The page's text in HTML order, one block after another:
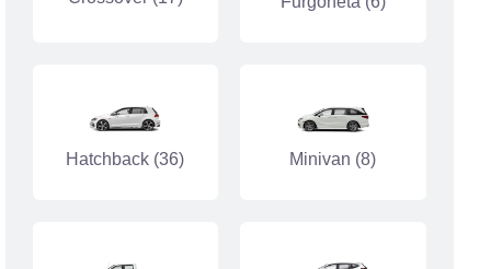
Hatchback (36) Minivan (8)